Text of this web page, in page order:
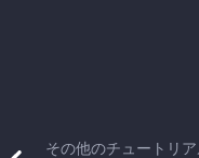
その他のチュートリ